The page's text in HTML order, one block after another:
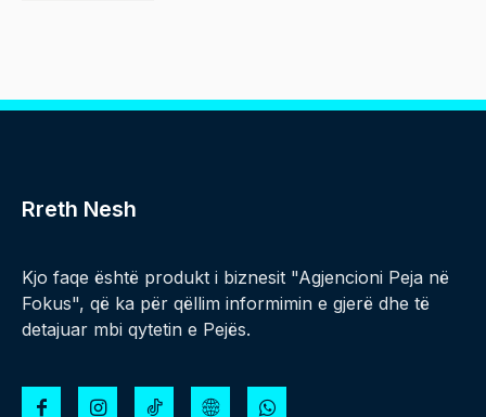
Rreth Nesh
Kjo faqe është produkt i biznesit "Agjencioni Peja në
Fokus", që ka për qëllim informimin e gjerë dhe të
detajuar mbi qytetin e Pejës.